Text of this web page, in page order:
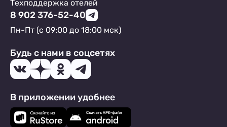
Техподдержка отелей
8 902 376-52-40
Пн-Пт (с 09:00 до 18:00 мск)
Будь с нами в соцсетях
В приложении удобнее